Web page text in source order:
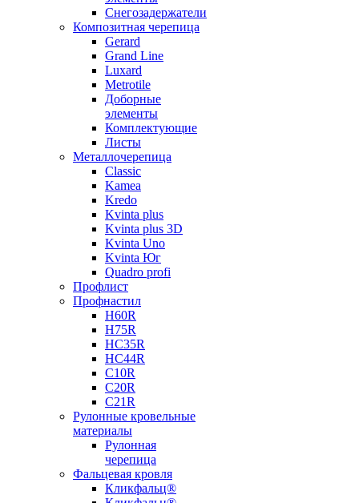
Снегозадержатели
Композитная черепица
Gerard
Grand Line
Luxard
Metrotile
Доборные
элементы
Комплектующие
Листы
Металлочерепица
Classic
Kamea
Kredo
Kvinta plus
Kvinta plus 3D
Kvinta Uno
Kvinta Юг
Quadro profi
Профлист
Профнастил
Н60R
Н75R
НС35R
НС44R
С10R
С20R
С21R
Рулонные кровельные
материалы
Рулонная
черепица
Фальцевая кровля
Кликфальц®